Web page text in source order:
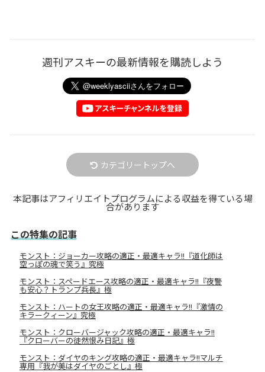
週刊アスキーの最新情報を購読しよう
カテゴリートップへ
本記事はアフィリエイトプログラムによる収益を得ている場
合があります
この特集の記事
モンスト：ジョーカー攻略の適正・最適キャラ!!『道化師は
空っぽの魂で笑う』究極
モンスト：スペードエース攻略の適正・最適キャラ!!『夜警
も安心？トランプ兵長』極
モンスト：ハートの女王攻略の適正・最適キャラ!!『激情の
キラークィーン』究極
モンスト：クローバージャック攻略の適正・最適キャラ!!
『クローバーの徒然恨み日記』極
モンスト：ダイヤのキング攻略の適正・最適キャラ!!マルチ
専用『我が美はダイヤのごとし』極